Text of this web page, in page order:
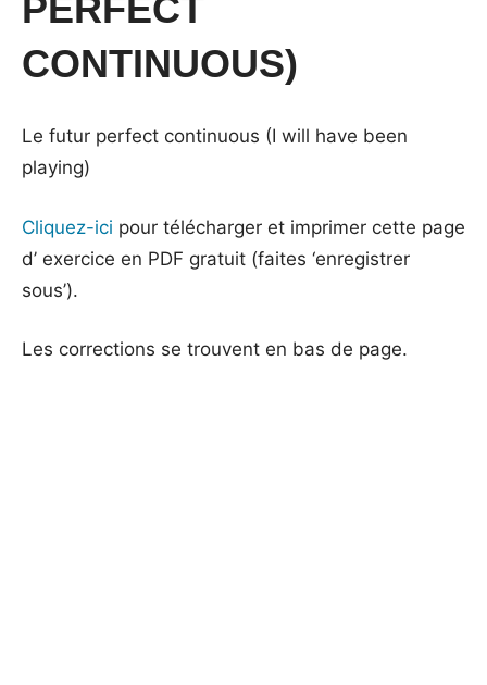
PERFECT
CONTINUOUS)
Le futur perfect continuous (I will have been
playing)
Cliquez-ici pour télécharger et imprimer cette page
d’ exercice en PDF gratuit (faites ‘enregistrer
sous’).
Les corrections se trouvent en bas de page.